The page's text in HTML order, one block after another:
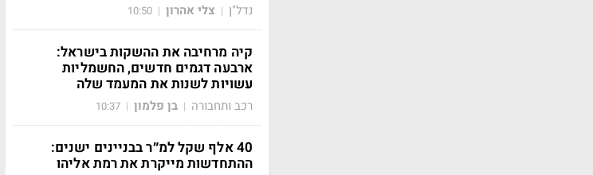
נדל"ן | צלי אהרון |
10:50
קיה מרחיבה את ההשקות בישראל:
ארבעה דגמים חדשים, החשמליות
עשויות לשנות את המעמד שלה
רכב ותחבורה | בן פלמון |
10:37
40 אלף שקל למ״ר בבניינים ישנים:
ההתחדשות מייקרת את רמת אליהו